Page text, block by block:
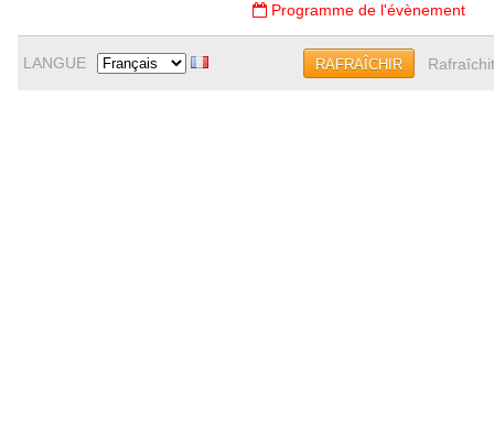
Programme de l'évènement
LANGUE RAFRAÎCHIR